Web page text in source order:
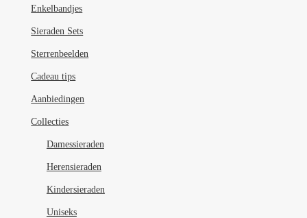
Enkelbandjes
Sieraden Sets
Sterrenbeelden
Cadeau tips
Aanbiedingen
Collecties
Damessieraden
Herensieraden
Kindersieraden
Uniseks